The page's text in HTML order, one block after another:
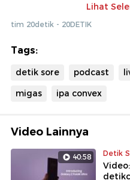
bersama Ketua Panitia
sore.
Lihat
tim 20detik - 20DETIK
Tags:
detik sore podcast
migas
ipa convex
Video Lainnya
40:58 Detik